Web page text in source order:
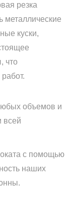
резка
металлические
куски,
что
объемов и
всей
с помощью
наших